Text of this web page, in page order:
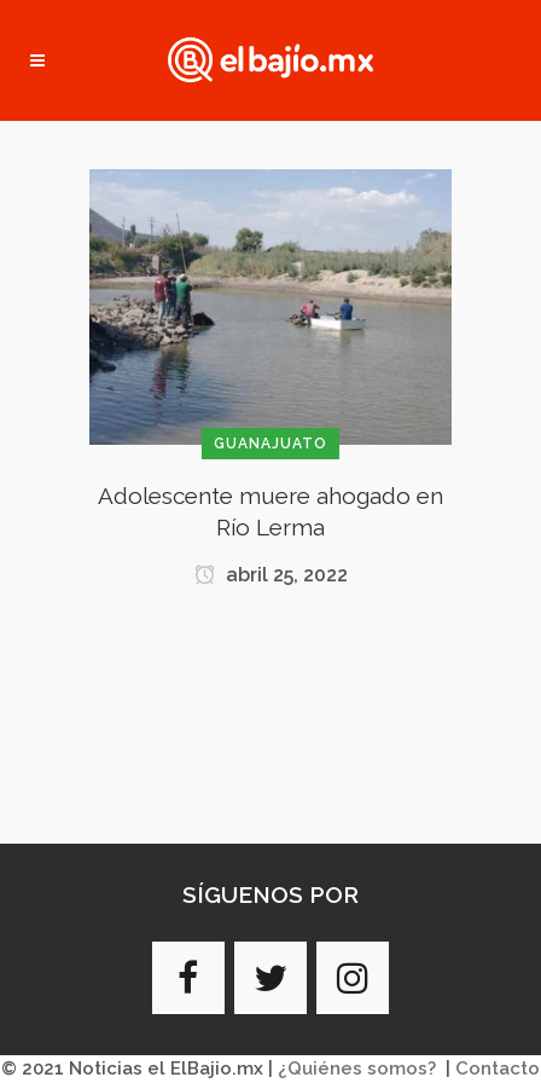
GUANAJUATO
Adolescente muere ahogado en
Río Lerma
abril 25, 2022
SÍGUENOS POR
© 2021 Noticias el ElBajio.mx | ¿Quiénes somos? Contacto